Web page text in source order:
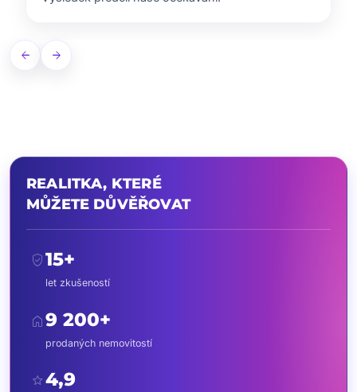
arrow_back arrow_forward
REALITKA, KTERÉ
MŮŽETE DŮVĚŘOVAT
verified_user15+
let zkušeností
home9 200+
prodaných nemovitostí
star4,9